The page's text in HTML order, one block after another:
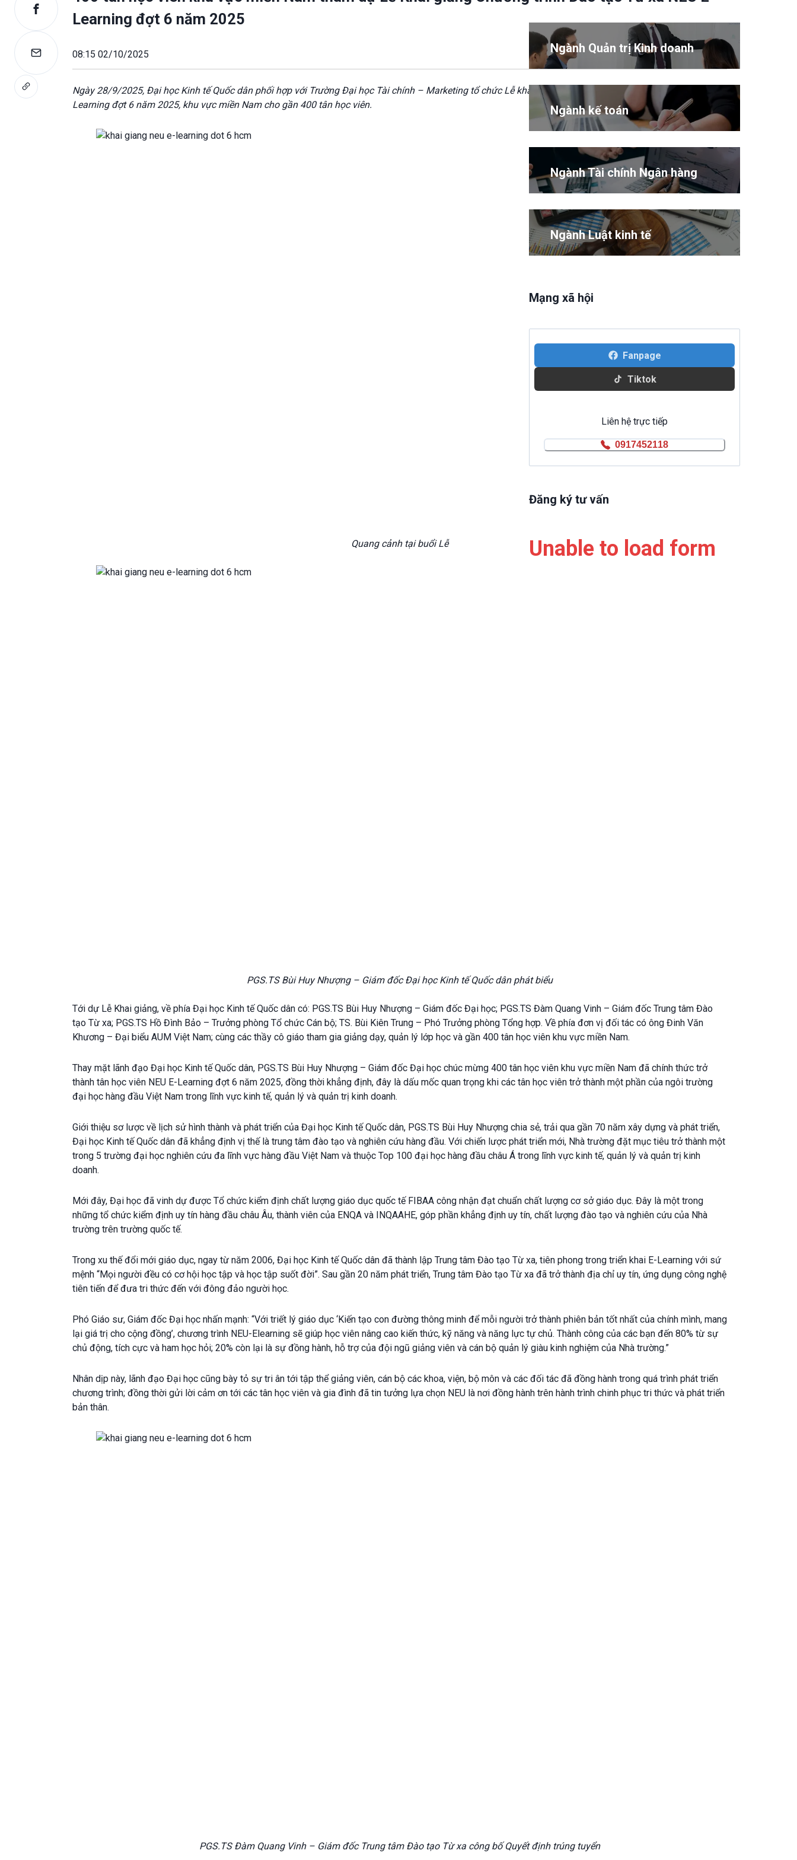
Learning đợt 6 năm 2025
08:15 02/10/2025
Ngày 28/9/2025, Đại học Kinh tế Quốc dân phối hợp với Trường Đại học Tài chính – Marketing tổ chức Lễ khai giảng Chương trình Đào tạo Từ xa NEU E-
Learning đợt 6 năm 2025, khu vực miền Nam cho gần 400tân học viên.
Quang cảnh tại buổi Lễ
PGS.TS Bùi Huy Nhượng – Giám đốc Đại học Kinh tế Quốc dân phát biểu
Tới dự Lễ Khai giảng, về phía Đại học Kinh tế Quốc dân có: PGS.TS Bùi Huy Nhượng – Giám đốc Đại học; PGS.TS Đàm Quang Vinh – Giám đốc Trung tâm Đào
tạo Từ xa; PGS.TS Hồ Đình Bảo – Trưởng phòng Tổ chức Cán bộ; TS. Bùi Kiên Trung – Phó Trưởng phòng Tổng hợp. Về phía đơn vị đối tác có ông Đinh Văn
Khương – Đại biểu AUM Việt Nam; cùng các thầy cô giáo tham gia giảng dạy, quản lý lớp học và gần 400 tân học viên khu vực miền Nam.
Thay mặt lãnh đạo Đại học Kinh tế Quốc dân, PGS.TS Bùi Huy Nhượng – Giám đốc Đại học chúc mừng 400 tân học viên khu vực miền Nam đã chính thức trở
thành tân học viên NEU E-Learning đợt 6 năm 2025, đồng thời khẳng định, đây là dấu mốc quan trọng khi các tân học viên trở thành một phần của ngôi trường
đại học hàng đầu Việt Nam trong lĩnh vực kinh tế, quản lý và quản trị kinh doanh.
Giới thiệu sơ lược về lịch sử hình thành và phát triển của Đại học Kinh tế Quốc dân, PGS.TS Bùi Huy Nhượng chia sẻ, trải qua gần 70 năm xây dựng và phát triển,
Đại học Kinh tế Quốc dân đã khẳng định vị thế là trung tâm đào tạo và nghiên cứu hàng đầu. Với chiến lược phát triển mới, Nhà trường đặt mục tiêu trở thành một
trong 5 trường đại học nghiên cứu đa lĩnh vực hàng đầu Việt Nam và thuộc Top 100 đại học hàng đầu châu Á trong lĩnh vực kinh tế, quản lý và quản trị kinh
doanh.
Mới đây, Đại học đã vinh dự được Tổ chức kiểm định chất lượng giáo dục quốc tế FIBAA công nhận đạt chuẩn chất lượng cơ sở giáo dục. Đây là một trong
những tổ chức kiểm định uy tín hàng đầu châu Âu, thành viên của ENQA và INQAAHE, góp phần khẳng định uy tín, chất lượng đào tạo và nghiên cứu của Nhà
trường trên trường quốc tế.
Trong xu thế đổi mới giáo dục, ngay từ năm 2006, Đại học Kinh tế Quốc dân đã thành lập Trung tâm Đào tạo Từ xa, tiên phong trong triển khai E-Learning với sứ
mệnh “Mọi người đều có cơ hội học tập và học tập suốt đời”. Sau gần 20 năm phát triển, Trung tâm Đào tạo Từ xa đã trở thành địa chỉ uy tín, ứng dụng công nghệ
tiên tiến để đưa tri thức đến với đông đảo người học.
Phó Giáo sư, Giám đốc Đại học nhấn mạnh: “Với triết lý giáo dục ‘Kiến tạo con đường thông minh để mỗi người trở thành phiên bản tốt nhất của chính mình, mang
lại giá trị cho cộng đồng’, chương trình NEU-Elearning sẽ giúp học viên nâng cao kiến thức, kỹ năng và năng lực tự chủ. Thành công của các bạn đến 80% từ sự
chủ động, tích cực và ham học hỏi; 20% còn lại là sự đồng hành, hỗ trợ của đội ngũ giảng viên và cán bộ quản lý giàu kinh nghiệm của Nhà trường.”
Nhân dịp này, lãnh đạo Đại học cũng bày tỏ sự tri ân tới tập thể giảng viên, cán bộ các khoa, viện, bộ môn và các đối tác đã đồng hành trong quá trình phát triển
chương trình; đồng thời gửi lời cảm ơn tới các tân học viên và gia đình đã tin tưởng lựa chọn NEU là nơi đồng hành trên hành trình chinh phục tri thức và phát triển
bản thân.
PGS.TS Đàm Quang Vinh – Giám đốc Trung tâm Đào tạo Từ xa công bố Quyết định trúng tuyển
Ngành Quản trị Kinh doanh
Ngành kế toán
Ngành Tài chính Ngân hàng
Ngành Luật kinh tế
Mạng xã hội
Fanpage
Tiktok
Liên hệ trực tiếp
0917452118
Đăng ký tư vấn
Unable to load form